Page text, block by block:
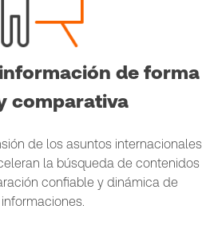
de forma
comparativa
de los asuntos internacionales
la búsqueda de contenidos
confiable y dinámica de
informaciones.